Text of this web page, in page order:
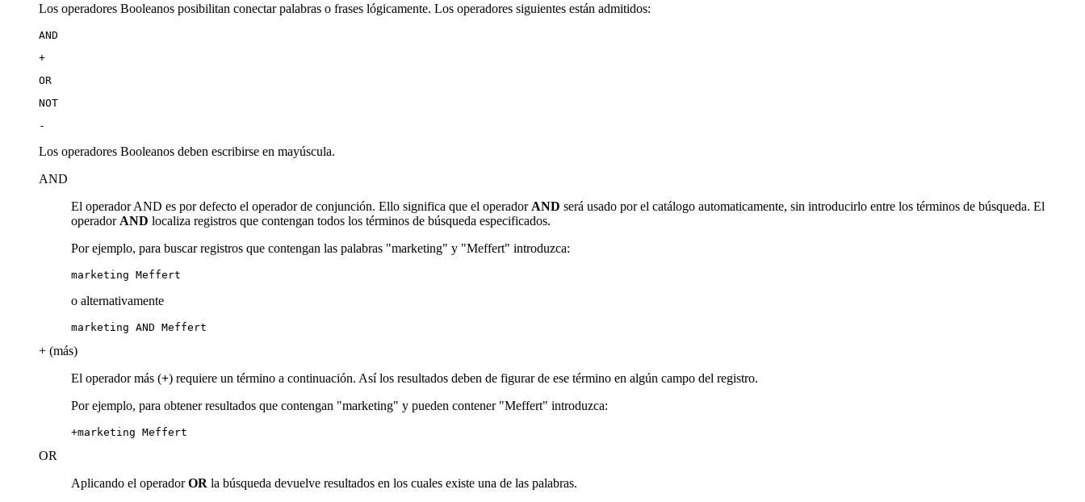
Los operadores Booleanos posibilitan conectar palabras o frases lógicamente. Los operadores siguientes están admitidos:
AND
+
OR
NOT
-
Los operadores Booleanos deben escribirse en mayúscula.
AND
El operador AND es por defecto el operador de conjunción. Ello significa que el operador AND será usado por el catálogo automaticamente, sin introducirlo entre los términos de búsqueda. El
operador AND localiza registros que contengan todos los términos de búsqueda especificados.
Por ejemplo, para buscar registros que contengan las palabras "marketing" y "Meffert" introduzca:
marketing Meffert
o alternativamente
marketing AND Meffert
+ (más)
El operador más (+) requiere un término a continuación. Así los resultados deben de figurar de ese término en algún campo del registro.
Por ejemplo, para obtener resultados que contengan "marketing" y pueden contener "Meffert" introduzca:
+marketing Meffert
OR
Aplicando el operadorOR la búsqueda devuelve resultados en los cuales existe una de las palabras.